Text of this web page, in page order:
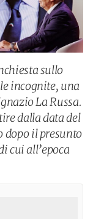
sullo
incognite, una
La Russa.
dalla data del
dopo il presunto
cui all’epoca